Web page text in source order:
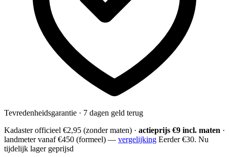
Tevredenheidsgarantie · 7 dagen geld terug
Kadaster officieel €2,95 (zonder maten) · actieprijs €9 incl. maten ·
landmetervanaf €450 (formeel) — vergelijking Eerder €30. Nu
tijdelijk lager geprijsd